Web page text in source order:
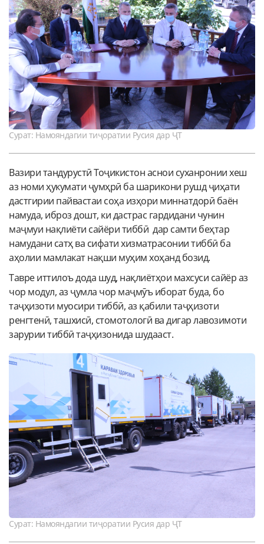
Сурат: Намояндагии тиҷоратии Русия дар ҶТ
Вазири тандурустӣ Тоҷикистон аснои суханронии хеш
аз номи ҳукумати ҷумҳрӣ ба шарикони рушд ҷиҳати
дастгирии пайвастаи соҳа изҳори миннатдорӣ баён
намуда, иброз дошт, ки дастрас гардидани чунин
маҷмуи нақлиёти сайёри тиббӣ дар самти беҳтар
намудани сатҳ ва сифати хизматрасонии тиббӣ ба
аҳолии мамлакат нақши муҳим хоҳанд бозид.
Тавре иттилоъ дода шуд, нақлиётҳои махсуси сайёр аз
чор модул, аз ҷумла чор маҷмӯъ иборат буда, бо
таҷҳизоти муосири тиббӣ, аз қабили таҷҳизоти
ренгтенӣ, ташхисӣ, стомотологӣ ва дигар лавозимоти
зарурии тиббӣ таҷҳизонида шудааст.
Сурат: Намояндагии тиҷоратии Русия дар ҶТ